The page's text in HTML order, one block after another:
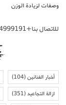
وصفات لزيادة الوزن
للاتصال بنا+212614999191
أخبار الفنانين(104)
ازالة التجاعيد(351)